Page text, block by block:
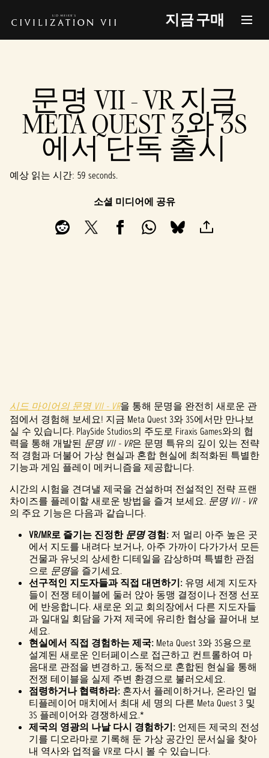
지금 구매
문명 VII - VR 지금
META QUEST 3와 3S
에서 단독 출시
예상 읽는 시간 59 seconds
소셜 미디어에 공유
A
c
c
e
p
t
&
P
l
a
y
재생
을
클릭
하면
YouTu
be의
개인
시드 마이어의 문명 VII - VR을 통해 문명을 완전히 새로운 관
점에서 경험해 보세요! 지금 Meta Quest 3와 3S에서만 만나보
실 수 있습니다. PlaySide Studios의 주도로 Firaxis Games와의 협
력을 통해 개발된 문명 VII - VR은 문명 특유의 깊이 있는 전략
적 경험과 더불어 가상 현실과 혼합 현실에 최적화된 특별한
기능과 게임 플레이 메커니즘을 제공합니다.
시간의 시험을 견뎌낼 제국을 건설하며 전설적인 전략 프랜
차이즈를 플레이할 새로운 방법을 즐겨 보세요. 문명 VII - VR
의 주요 기능은 다음과 같습니다.
VR/MR로 즐기는 진정한 문명경험: 저 멀리 아주 높은 곳
에서 지도를 내려다 보거나, 아주 가까이 다가가서 모든
건물과 유닛의 상세한 디테일을 감상하며 특별한 관점
으로 문명을 즐기세요.
선구적인 지도자들과 직접 대면하기: 유명 세계 지도자
들이 전쟁 테이블에 둘러 앉아 동맹 결정이나 전쟁 선포
에 반응합니다. 새로운 외교 회의장에서 다른 지도자들
과 일대일 회담을 가져 제국에 유리한 협상을 끌어내 보
세요.
현실에서 직접 경험하는 제국: Meta Quest 3와 3S용으로
설계된 새로운 인터페이스로 접근하고 컨트롤하여 마
음대로 관점을 변경하고, 동적으로 혼합된 현실을 통해
전쟁 테이블을 실제 주변 환경으로 불러오세요.
점령하거나 협력하라: 혼자서 플레이하거나, 온라인 멀
티플레이어 매치에서 최대 세 명의 다른 Meta Quest 3 및
3S 플레이어와 경쟁하세요.*
제국의 영광의 나날 다시 경험하기: 언제든 제국의 전성
기를 디오라마로 기록해 둔 가상 공간인 문서실을 찾아
내 역사와 업적을 VR로 다시 볼 수 있습니다.